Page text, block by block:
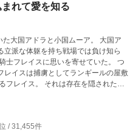
れて愛を知る
立派な体躯を持ち戦場では負け知ら
フレイスに思いを寄せていた。 つ
レイスは捕虜としてランギールの屋敷
フレイス。 それは存在を隠された小
を女性の陰部に変えるもので……
ンルですが本編では性器は女性
ご了承ください。 カントボ
/ 31,455件